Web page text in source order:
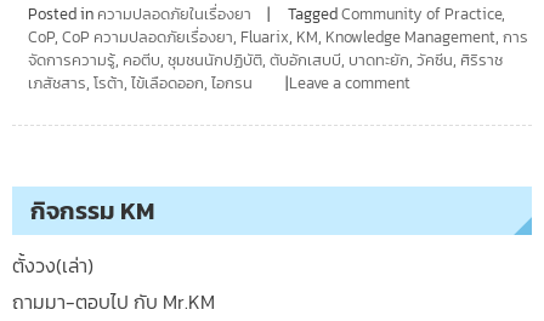
Posted in ความปลอดภัยในเรื่องยา TaggedCommunity of Practice,
CoP, CoP ความปลอดภัยเรื่องยา, Fluarix, KM, Knowledge Management, การ
จัดการความรู้, คอตีบ, ชุมชนนักปฏิบัติ, ตับอักเสบบี, บาดทะยัก, วัคซีน, ศิริราช
เภสัชสาร, โรต้า, ไข้เลือดออก, ไอกรน Leave a comment
กิจกรรม KM
ตั้งวง(เล่า)
ถามมา-ตอบไป กับ Mr.KM